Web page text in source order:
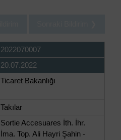
2022070007
20.07.2022
Ticaret Bakanlığı
Takılar
Sortie Accesuares İth. İhr.
İma. Top. Ali Hayri Şahin -